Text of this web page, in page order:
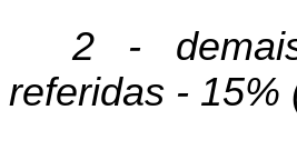
2 -
referidas - 15%